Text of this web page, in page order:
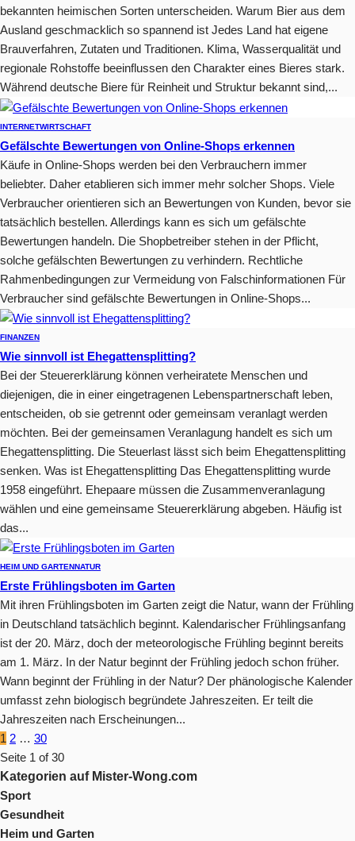
bekannten heimischen Sorten unterscheiden. Warum Bier aus dem
Ausland geschmacklich so spannend ist Jedes Land hat eigene
Brauverfahren, Zutaten und Traditionen. Klima, Wasserqualität und
regionale Rohstoffe beeinflussen den Charakter eines Bieres stark.
Während deutsche Biere für Reinheit und Struktur bekannt sind,...
INTERNETWIRTSCHAFT
Gefälschte Bewertungen von Online-Shops erkennen
Käufe in Online-Shops werden bei den Verbrauchern immer
beliebter. Daher etablieren sich immer mehr solcher Shops. Viele
Verbraucher orientieren sich an Bewertungen von Kunden, bevor sie
tatsächlich bestellen. Allerdings kann es sich um gefälschte
Bewertungen handeln. Die Shopbetreiber stehen in der Pflicht,
solche gefälschten Bewertungen zu verhindern. Rechtliche
Rahmenbedingungen zur Vermeidung von Falschinformationen Für
Verbraucher sind gefälschte Bewertungen in Online-Shops...
FINANZEN
Wie sinnvoll ist Ehegattensplitting?
Bei der Steuererklärung können verheiratete Menschen und
diejenigen, die in einer eingetragenen Lebenspartnerschaft leben,
entscheiden, ob sie getrennt oder gemeinsam veranlagt werden
möchten. Bei der gemeinsamen Veranlagung handelt es sich um
Ehegattensplitting. Die Steuerlast lässt sich beim Ehegattensplitting
senken. Was ist Ehegattensplitting Das Ehegattensplitting wurde
1958 eingeführt. Ehepaare müssen die Zusammenveranlagung
wählen und eine gemeinsame Steuererklärung abgeben. Häufig ist
das...
HEIM UND GARTENNATUR
Erste Frühlingsboten im Garten
Mit ihren Frühlingsboten im Garten zeigt die Natur, wann der Frühling
in Deutschland tatsächlich beginnt. Kalendarischer Frühlingsanfang
ist der 20. März, doch der meteorologische Frühling beginnt bereits
am 1. März. In der Natur beginnt der Frühling jedoch schon früher.
Wann beginnt der Frühling in der Natur? Der phänologische Kalender
umfasst zehn biologisch begründete Jahreszeiten. Er teilt die
Jahreszeiten nach Erscheinungen...
1 2 … 30
Seite 1 of 30
Kategorien auf Mister-Wong.com
Sport
Gesundheit
Heim und Garten